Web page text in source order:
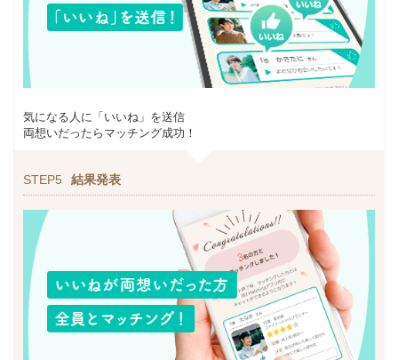
気になる人に「いいね」を送信
両想いだったらマッチング成功！
STEP5 結果発表